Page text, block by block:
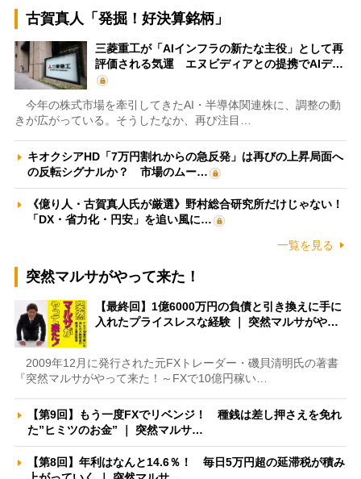
古賀真人「発掘！好決算銘柄」
三菱重工が「AIインフラの新たな主役」として再
評価される気運 エヌビディアとの提携でAIデ…
今年の株式市場を牽引してきたAI・半導体関連株に、調整の動
きが広がっている。そうしたなか、再び注目…
キオクシアHD「7万円割れからの急反発」は再びの上昇局面へ
の反転シグナルか？ 市場のムー…
《億り人・古賀真人氏が厳選》野村総合研究所だけじゃない！
「DX・省力化・円安」を追い風に…
一覧を見る
突然マルサがやって来た！
【最終回】1億6000万円の負債と引き換えに手に
入れたプライスレスな経験 ｜ 突然マルサがや…
2009年12月に発行された元FXトレーダー・磯貝清明氏の著書
『突然マルサがやって来た！～FXで10億円稼い…
【第9回】もう一度FXでリベンジ！ 種銭は差し押さえを免れ
た”ヒミツのお金” ｜ 突然マルサ…
【第8回】年利はなんと14.6％！ 毎日5万円超の延滞税が積み